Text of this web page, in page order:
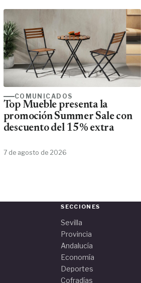
COMUNICADOS
Top Mueble presenta la
promoción Summer Sale con
descuento del 15% extra
7 de agosto de 2026
SECCIONES
Sevilla
Provincia
Andalucía
Economía
Deportes
Cofradías